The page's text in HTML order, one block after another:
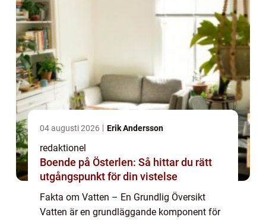
04 augusti 2026 Erik Andersson
redaktionel
Boende på Österlen: Så hittar du rätt
utgångspunkt för din vistelse
Fakta om Vatten – En Grundlig Översikt
Vatten är en grundläggande komponent för